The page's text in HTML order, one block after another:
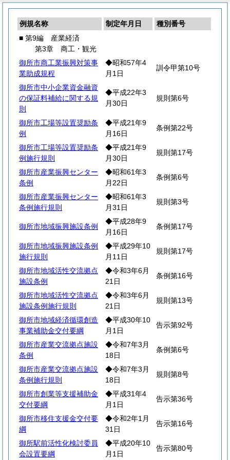
例規名称 制定年月日
種別番号
■ 第9編 産業経済
第3章 商工・観光
御所市商工業振興対策事
業助成規程
◆昭和57年4
月1日
訓令甲第10号
御所市中小企業資金融資
の保証料補給に関する規
則
◆平成22年3
月30日
規則第6号
御所市工場等設置奨励条
例
◆平成21年9
月16日
条例第22号
御所市工場等設置奨励条
例施行規則
◆平成21年9
月30日
規則第17号
御所市産業振興センター
条例
◆昭和61年3
月22日
条例第6号
御所市産業振興センター
条例施行規則
◆昭和61年3
月31日
規則第3号
御所市地域振興施設条例
◆平成28年9
月16日
条例第17号
御所市地域振興施設条例
施行規則
◆平成29年10
月11日
規則第17号
御所市地域活性交流拠点
施設条例
◆令和3年6月
21日
条例第16号
御所市地域活性交流拠点
施設条例施行規則
◆令和3年6月
21日
規則第13号
御所市地域経済循環創造
事業補助金交付要綱
◆平成30年10
月1日
告示第92号
御所市産業交流拠点施設
条例
◆令和7年3月
18日
条例第6号
御所市産業交流拠点施設
条例施行規則
◆令和7年3月
18日
規則第8号
御所市創業等支援補助金
交付要綱
◆平成31年4
月1日
告示第36号
御所市移住支援金交付要
綱
◆令和2年1月
31日
告示第16号
御所駅前活性化検討委員
会設置要綱
◆平成20年10
月1日
告示第80号